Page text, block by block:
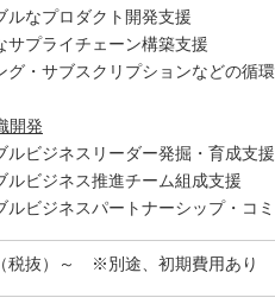
ルなプロダクト開発支援
サプライチェーン構築支援
グ・サブスクリプションなどの
開発
ルビジネスリーダー発掘・育成支援
ルビジネス推進チーム組成支援
ルビジネスパートナーシップ・
税抜）～ ※別途、初期費用あり